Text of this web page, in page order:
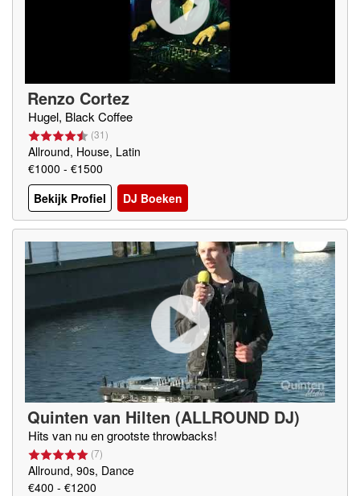
Renzo Cortez
Hugel, Black Coffee
(31)
Allround, House, Latin
€1000 - €1500
Bekijk Profiel
DJ Boeken
Quinten van Hilten (ALLROUND DJ)
Hits van nu en grootste throwbacks!
(7)
Allround, 90s, Dance
€400 - €1200